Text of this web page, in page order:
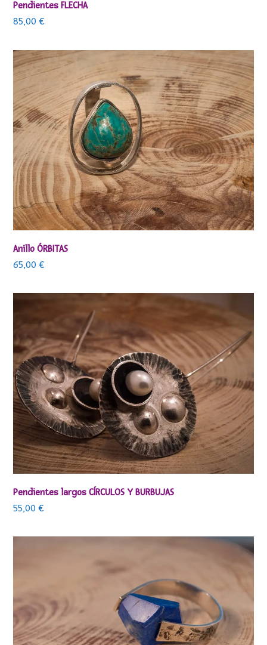
Pendientes FLECHA
85,00€
Anillo ÓRBITAS
65,00€
Pendientes largos CÍRCULOS Y BURBUJAS
55,00€